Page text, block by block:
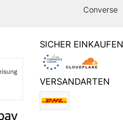
Converse
SICHER EINKAUFEN
VERSANDARTEN